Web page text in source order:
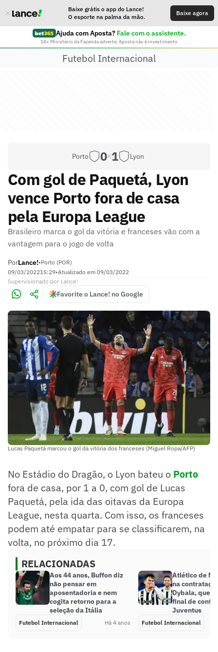
Baixe grátis o app do Lance!
O esporte na palma da mão.
Baixe agora
Ajuda com Aposta? Fale com o assistente.
18+ Ministério da Fazenda adverte: Aposta não é investimento
Futebol Internacional
Porto 0 1 Lyon
Com gol de Paquetá, Lyon
vence Porto fora de casa
pela Europa League
Brasileiro marca o gol da vitória e franceses vão com a
vantagem para o jogo de volta
PorLance!•Porto (POR)
09/03/202215:29•Atualizado em 09/03/2022
Supervisionado por Lance!
Favorite o Lance! no Google
Lucas Paquetá marcou o gol da vitória dos franceses (Miguel Ropa/AFP)
No Estádio do Dragão, o Lyon bateu o Porto
fora de casa, por 1 a 0, com gol de Lucas
Paquetá, pela ida das oitavas da Europa
League, nesta quarta. Com isso, os franceses
podem até empatar para se classificarem, na
volta, no próximo dia 17.
RELACIONADAS
Aos 44 anos, Buffon diz
não pensar em
aposentadoria e nem
cogita retorno para a
seleção da Itália
Futebol Internacional Há 4 anos
Atlético de
na
Dybala, que
final de
Juventus
Futebol Internacional